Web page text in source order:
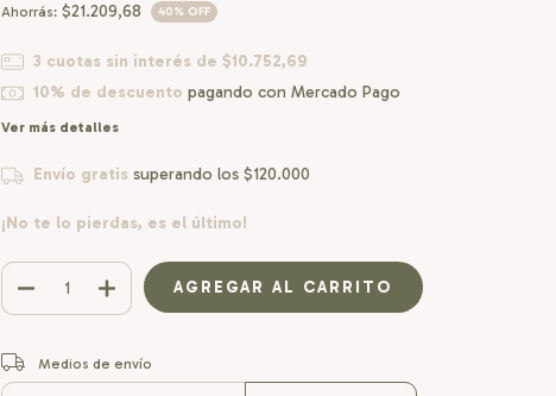
Ahorrás: $21.209,68 40% OFF
3 cuotas sin interés de $10.752,69
10% de descuento pagando con Mercado Pago
Ver más detalles
Envío gratis superando los $120.000
¡No te lo pierdas, es el último!
Entregas para el CP:
Medios de envío